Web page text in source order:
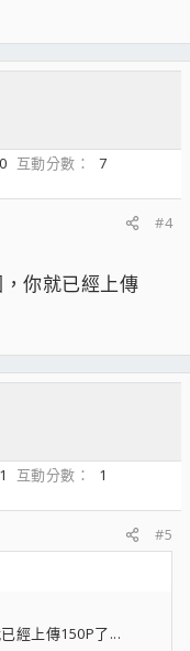
互動分數
7
#4
你就已經上傳
互動分數
1
#5
經上傳150P了...